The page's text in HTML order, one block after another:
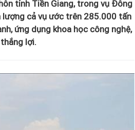
tỉnh Tiền Giang, trong vụ Đông
cả vụ ước trên 285.000 tấn
ứng dụng khoa học công nghệ,
lợi.